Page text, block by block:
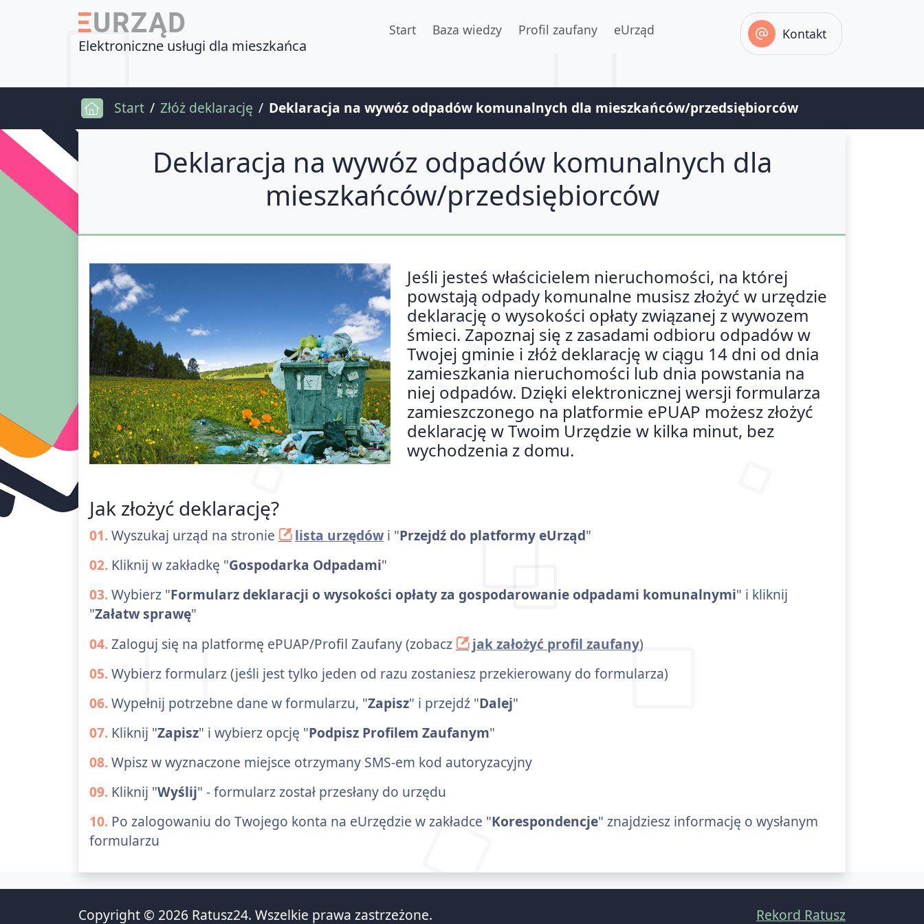
Elektroniczne usługi dla mieszkańca
Start Baza wiedzy Profil zaufany eUrząd Kontakt
Start Złóż deklarację Deklaracja na wywóz odpadów komunalnych dla mieszkańców/przedsiębiorców
Deklaracja na wywóz odpadów komunalnych dla
mieszkańców/przedsiębiorców
Jeśli jesteś właścicielem nieruchomości, na której
powstają odpady komunalne musisz złożyć w urzędzie
deklarację o wysokości opłaty związanej z wywozem
śmieci. Zapoznaj się z zasadami odbioru odpadów w
Twojej gminie i złóż deklarację w ciągu 14 dni od dnia
zamieszkania nieruchomości lub dnia powstania na
niej odpadów. Dzięki elektronicznej wersji formularza
zamieszczonego na platformie ePUAP możesz złożyć
deklarację w Twoim Urzędzie w kilka minut, bez
wychodzenia z domu.
Jak złożyć deklarację?
01.Wyszukaj urząd na stronie lista urzędów i "Przejdź do platformy eUrząd"
02. Kliknij w zakładkę "Gospodarka Odpadami"
03.Wybierz "Formularz deklaracji o wysokości opłaty za gospodarowanie odpadami komunalnymi" i kliknij
"Załatw sprawę"
04.Zaloguj się na platformę ePUAP/Profil Zaufany (zobacz jak założyć profil zaufany)
05.Wybierz formularz (jeśli jest tylko jeden od razu zostaniesz przekierowany do formularza)
06.Wypełnij potrzebne dane w formularzu, "Zapisz" i przejdź "Dalej"
07. Kliknij "Zapisz" i wybierz opcję "Podpisz Profilem Zaufanym"
08.Wpisz w wyznaczone miejsce otrzymany SMS-em kod autoryzacyjny
09. Kliknij "Wyślij" - formularz został przesłany do urzędu
10. Po zalogowaniu do Twojego konta na eUrzędzie w zakładce "Korespondencje" znajdziesz informację o wysłanym
formularzu
Copyright © 2026 Ratusz24. Wszelkie prawa zastrzeżone. Rekord Ratusz